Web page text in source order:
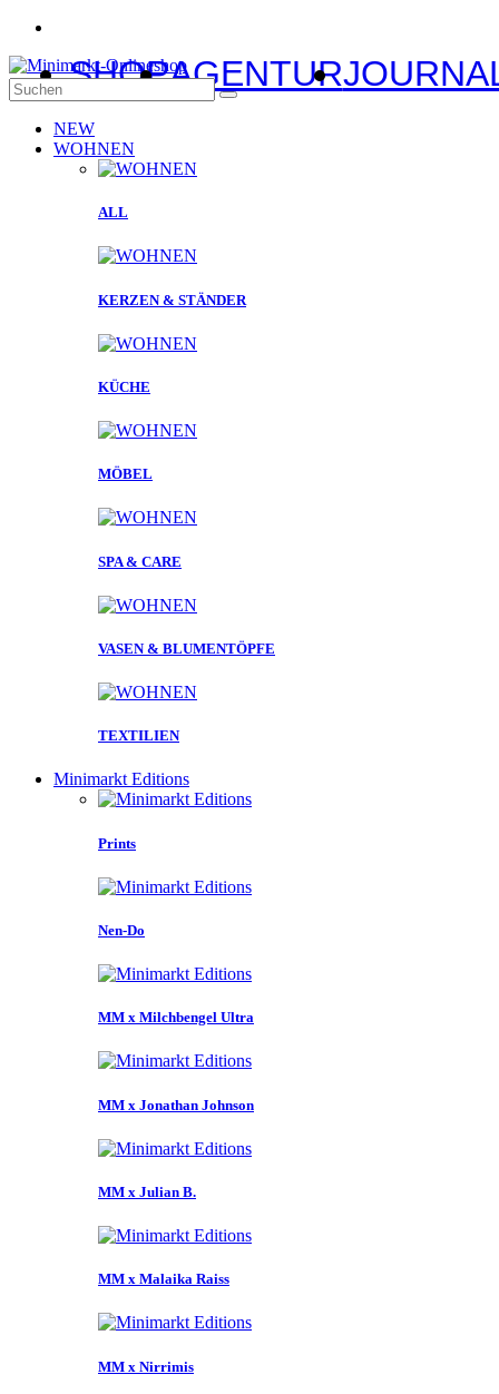
SHOPAGENTUR
NEW
WOHNEN
ALL
KERZEN & STÄNDER
KÜCHE
MÖBEL
SPA & CARE
VASEN & BLUMENTÖPFE
TEXTILIEN
Minimarkt Editions
Prints
Nen-Do
MM x Milchbengel Ultra
MM x Jonathan Johnson
MM x Julian B.
MM x Malaika Raiss
MM x Nirrimis